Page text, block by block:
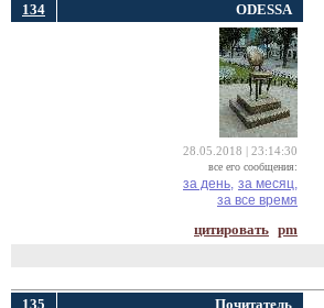
134 ODESSA
28.05.2018 | 23:14:30
все его сообщения:
за день, за месяц,
за все время
цитировать pm
135 Почитатель